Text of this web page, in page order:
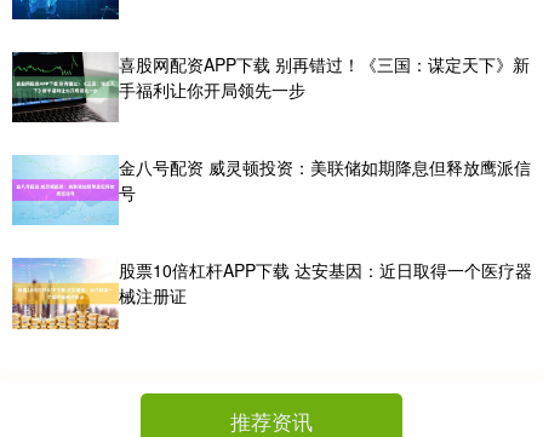
喜股网配资APP下载 别再错过！《三国：谋定天下》新
手福利让你开局领先一步
金八号配资 威灵顿投资：美联储如期降息但释放鹰派信
号
股票10倍杠杆APP下载 达安基因：近日取得一个医疗器
械注册证
推荐资讯